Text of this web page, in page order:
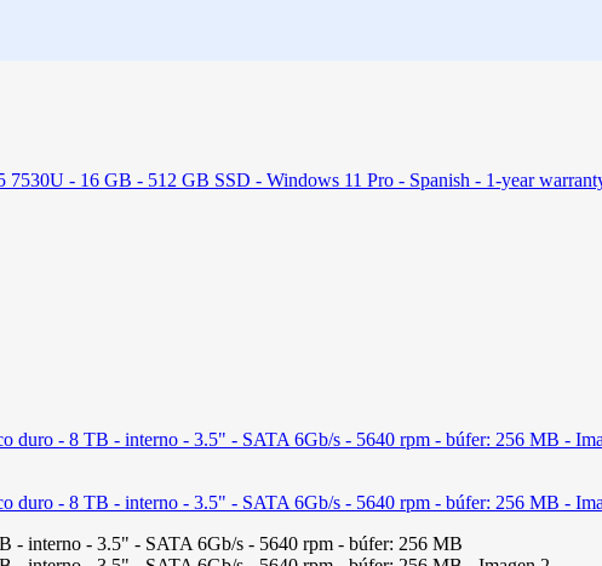
- 16 GB - 512 GB SSD - Windows 11 Pro - Spanish - 1-year